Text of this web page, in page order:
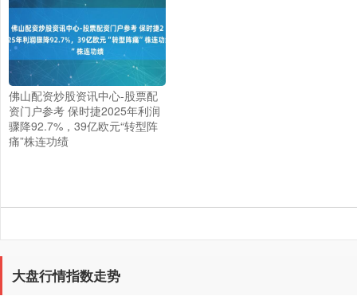
佛山配资炒股资讯中心-股票配
资门户参考 保时捷2025年利润
骤降92.7%，39亿欧元“转型阵
痛”株连功绩
大盘行情指数走势
上证综指 3940.04
深证成指